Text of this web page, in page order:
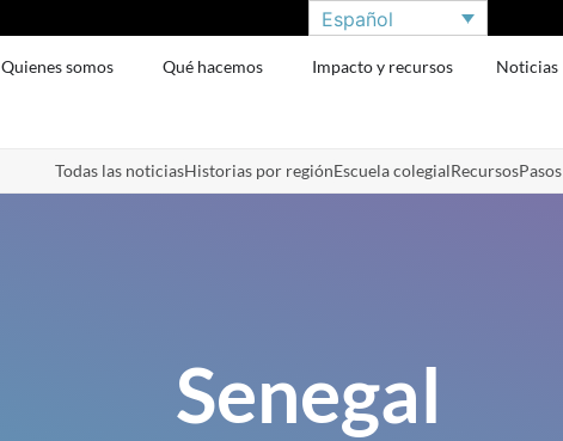
Español
Quienes somos Qué hacemos Impacto y recursos Noticias
Todas las noticiasHistorias por regiónEscuela colegialRecursosPasos
Senegal